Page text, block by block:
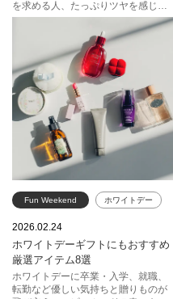
ポール ＆ ジョー ボーテ
を求める人、たっぷりツヤを感じる
ライブリーな肌に魅せられる人。欲
しい肌はそれこそ、十人十色。これ
が自分らしい、と思える肌をファン
デーションで作りましょう。今あな
たが目指したいのは、どんな肌？
Fun Weekend ホワイトデー
ギフト
THREE NARS SABON
プラダ ビューティ
2026.02.24
ホワイトデーギフトにもおすすめ
厳選アイテム8選
ホワイトデーに卒業・入学、就職、
転勤など優しい気持ちと贈りものが